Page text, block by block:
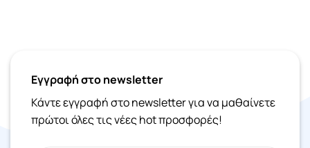
Εγγραφή στο newsletter
Κάντε εγγραφή στο newsletter για να μαθαίνετε
πρώτοι όλες τις νέες hot προσφορές!